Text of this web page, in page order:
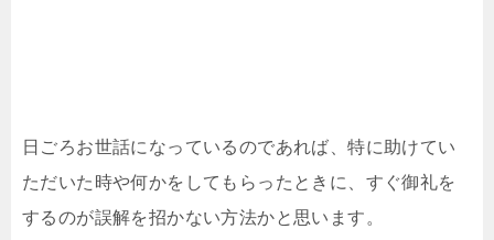
日ごろお世話になっているのであれば、特に助けてい
ただいた時や何かをしてもらったときに、すぐ御礼を
するのが誤解を招かない方法かと思います。